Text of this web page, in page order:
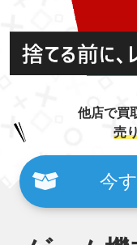
他店で買
売
今